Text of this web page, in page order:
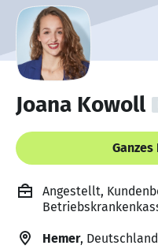
Joana Kowoll
Angestellt,
Hemer, Deutschland